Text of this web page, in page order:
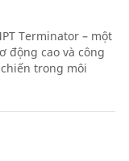
Terminator – một
động cao và công
trong môi